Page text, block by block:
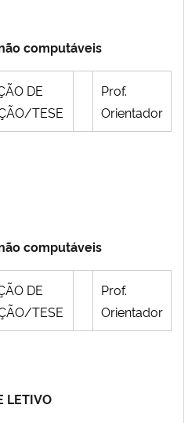
computáveis
DE
TESE
Prof.
Orientador
computáveis
DE
TESE
Prof.
Orientador
LETIVO